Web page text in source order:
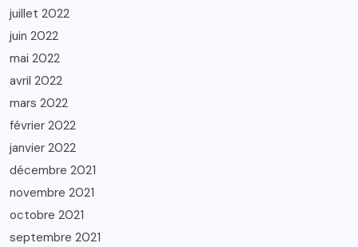
juillet 2022
juin 2022
mai 2022
avril 2022
mars 2022
février 2022
janvier 2022
décembre 2021
novembre 2021
octobre 2021
septembre 2021